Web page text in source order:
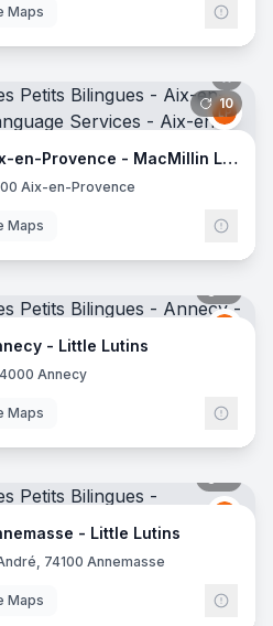
Maps
10
LP LES
Les Petits Bilingues - Aix-en-Provence - MacMillin Language Services
Aix-en-Provence
Maps
LES
- Little Lutins
Annecy
Maps
LES
- Little Lutins
74100 Annemasse
Maps